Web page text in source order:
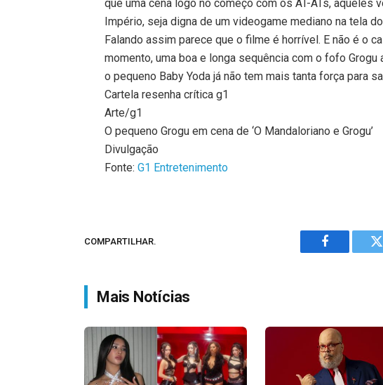
que uma cena logo no começo com os AT-ATs, aqueles
Império, seja digna de um videogame mediano na tela
Falando assim parece que o filme é horrível. E não é o
momento, uma boa e longa sequência com o fofo
o pequeno Baby Yoda já não tem mais tanta força para
Cartela resenha crítica g1
Arte/g1
O pequeno Grogu em cena de ‘O Mandaloriano e Grogu’
Divulgação
Fonte:G1 Entretenimento
COMPARTILHAR.
Facebook
Mais Notícias